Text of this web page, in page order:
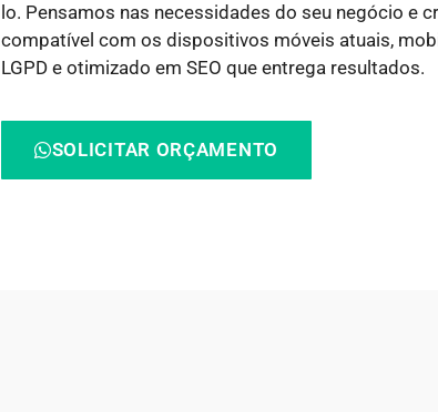
lo. Pensamos nas necessidades do seu negócio e
compatível com os dispositivos móveis atuais,
LGPD e otimizado em SEO que entrega resultados.
SOLICITAR ORÇAMENTO